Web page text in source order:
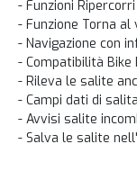
- Funzioni
- Funzione Torna al
- Navigazione con
- Compatibilità Bike
- Rileva le salite
- Campi dati di
- Avvisi salite
- Salva le salite